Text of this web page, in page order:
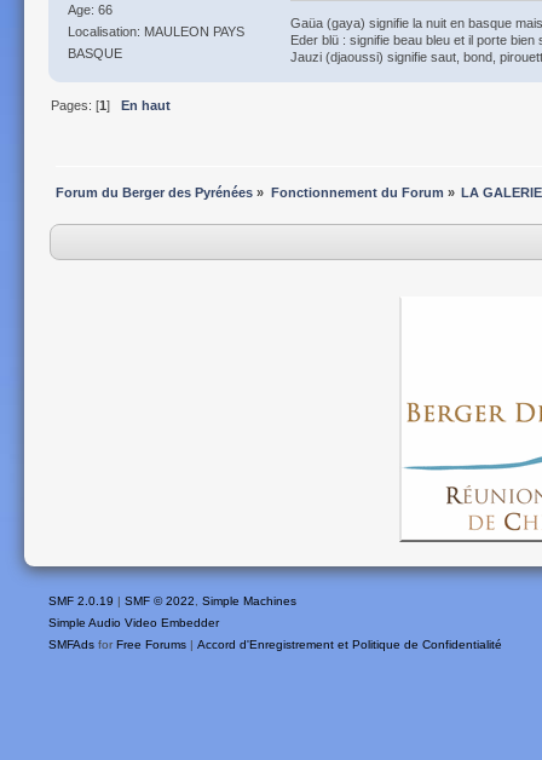
Age: 66
Localisation: MAULEON PAYS
BASQUE
Gaüa (gaya) signifie la nuit en basque
Eder blü : signifie beau bleu et il porte bien
Jauzi (djaoussi) signifie saut, bond,
Pages: [1]En haut
Forum du Berger des Pyrénées » Fonctionnement du Forum » LA
SMF 2.0.19 | SMF © 2022
Simple Machines
Simple Audio Video Embedder
SMFAds for Free Forums | Accord d'Enregistrement et Politique de Confidentialité